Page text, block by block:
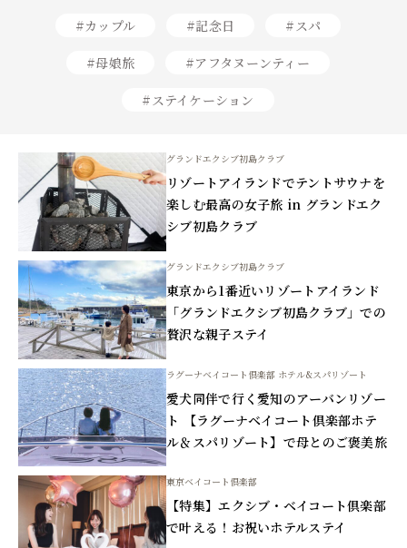
#カップル #記念日 #スパ
#母娘旅 #アフタヌーンティー
#ステイケーション
グランドエクシブ初島クラブ
リゾートアイランドでテントサウナを
楽しむ最高の女子旅 in グランドエク
シブ初島クラブ
グランドエクシブ初島クラブ
東京から1番近いリゾートアイランド
「グランドエクシブ初島クラブ」での
贅沢な親子ステイ
ラグーナベイコート倶楽部 ホテル&スパリゾート
愛犬同伴で行く愛知のアーバンリゾー
ト 【ラグーナベイコート倶楽部ホテ
ル＆スパリゾート】で母とのご褒美旅
東京ベイコート倶楽部
【特集】エクシブ・ベイコート倶楽部
で叶える！お祝いホテルステイ